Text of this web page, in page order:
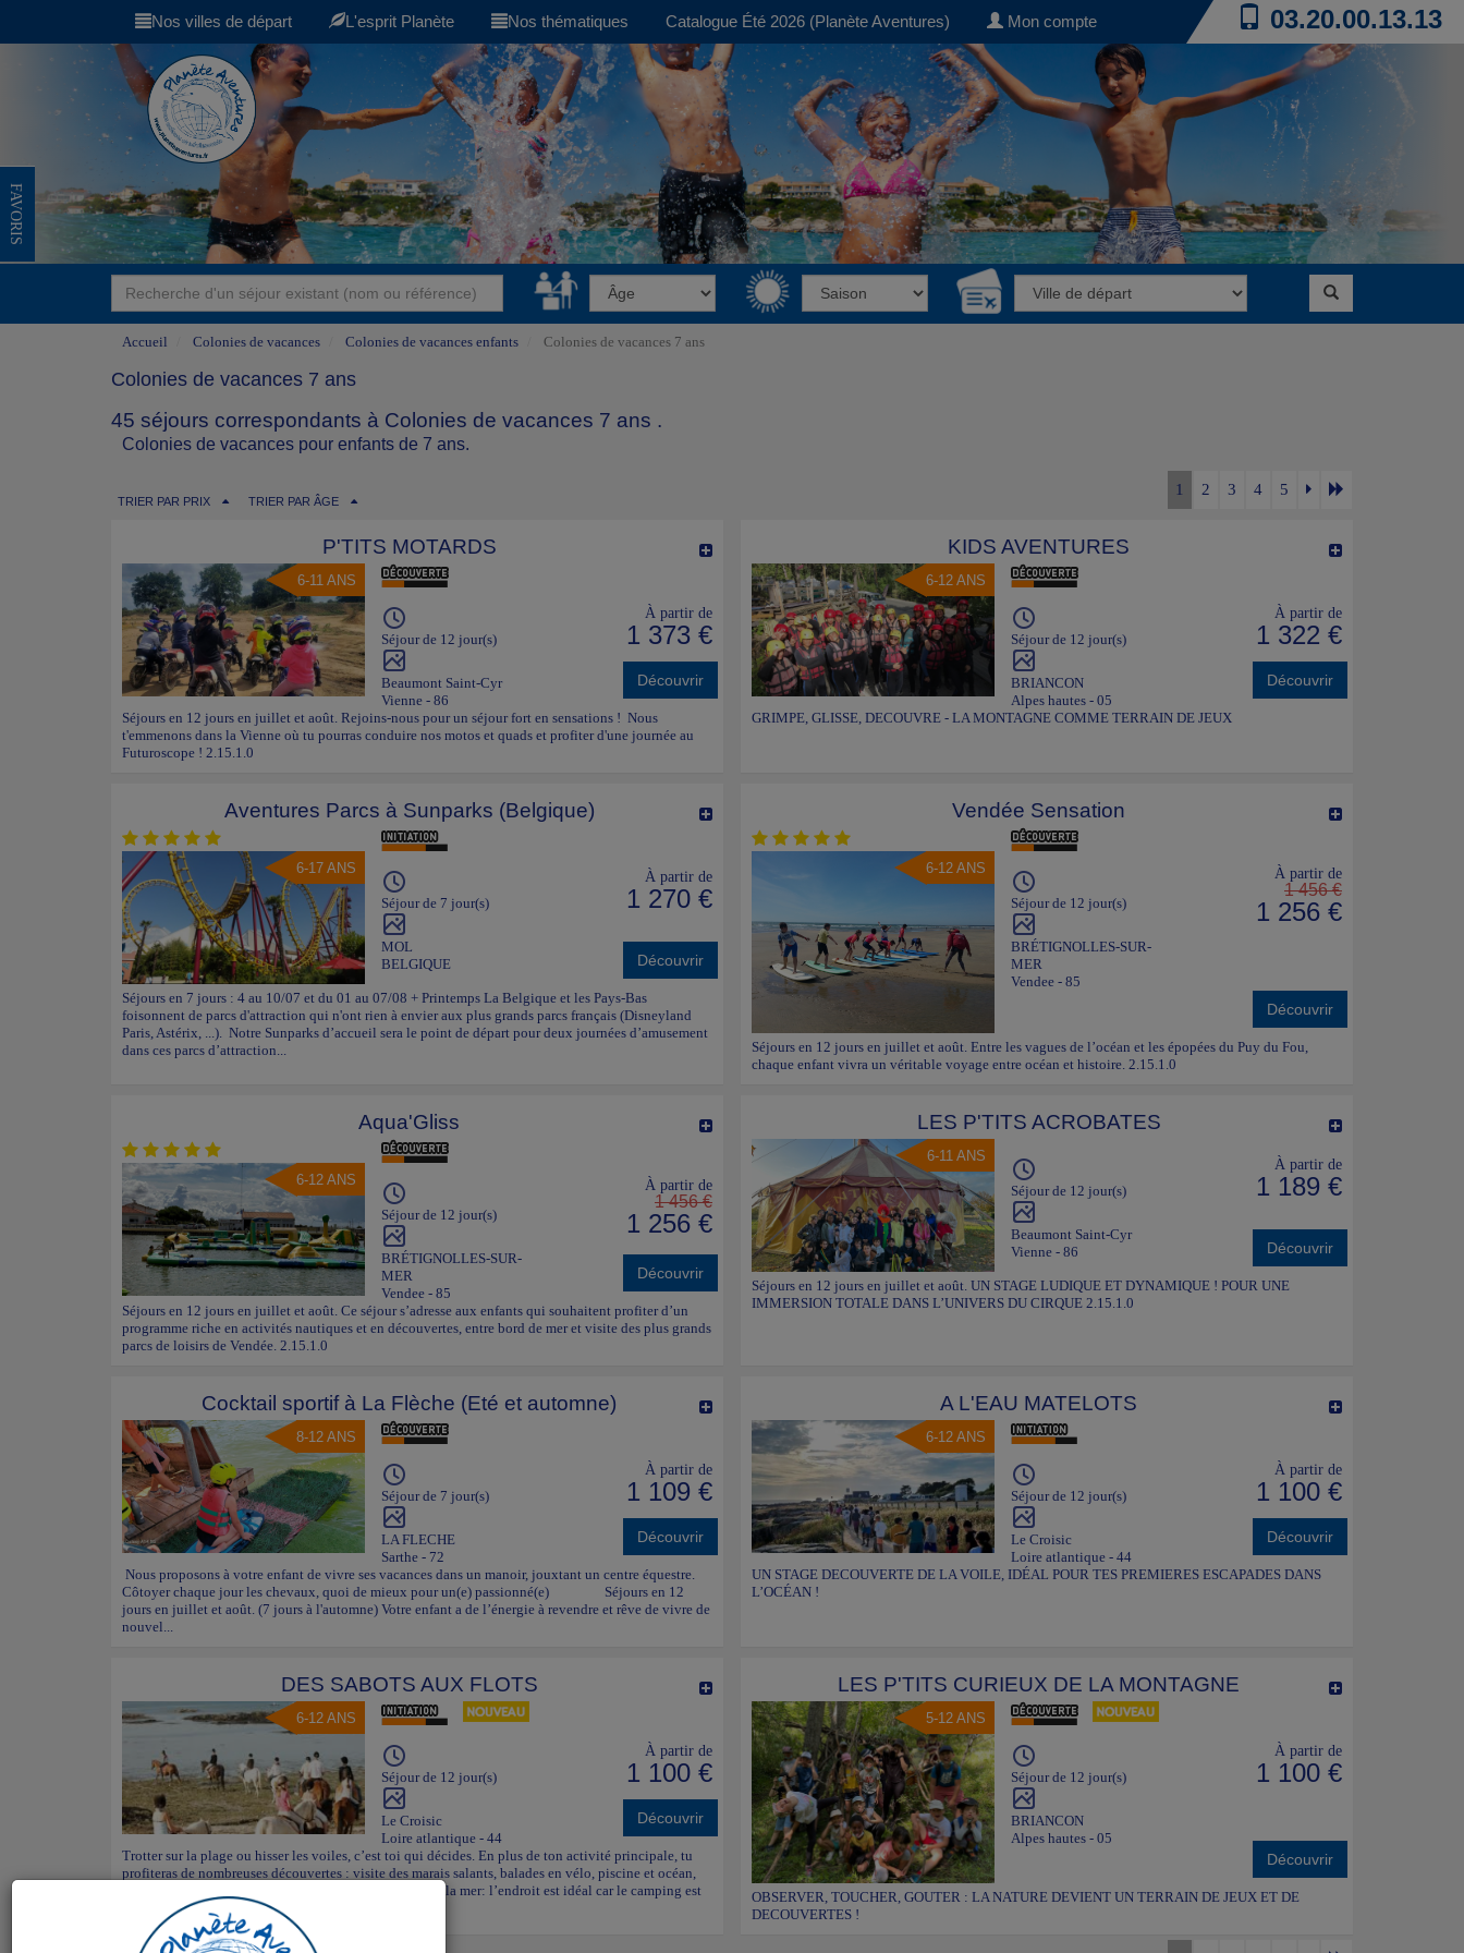
Nos villes de départ L'esprit Planète Nos thématiques Catalogue Été 2026 (Planète Aventures) Mon compte 03.20.00.13.13
FAVORIS
Accueil Colonies de vacances Colonies de vacances enfants Colonies de vacances 7 ans
Colonies de vacances 7 ans
45 séjours correspondants à Colonies de vacances 7 ans .
Colonies de vacances pour enfants de 7 ans.
TRIER PAR PRIX TRIER PAR ÂGE
1 2 3 4 5
P'TITS MOTARDS
6-11 ANS
Séjour de 12 jour(s)
Beaumont Saint-Cyr
Vienne - 86
À partir de
1 373 €
Découvrir
Séjours en 12 jours en juillet et août. Rejoins-nous pour un séjour fort en sensations ! Nous
t'emmenons dans la Vienne où tu pourras conduire nos motos et quads et profiter d'une journée au
Futuroscope ! 2.15.1.0
KIDS AVENTURES
6-12 ANS
Séjour de 12 jour(s)
BRIANCON
Alpes hautes - 05
À partir de
1 322 €
Découvrir
GRIMPE, GLISSE, DECOUVRE - LA MONTAGNE COMME TERRAIN DE JEUX
Aventures Parcs à Sunparks (Belgique)
6-17 ANS
Séjour de 7 jour(s)
MOL
BELGIQUE
À partir de
1 270 €
Découvrir
Séjours en 7 jours : 4 au 10/07 et du 01 au 07/08 + Printemps La Belgique et les Pays-Bas
foisonnent de parcs d'attraction qui n'ont rien à envier aux plus grands parcs français (Disneyland
Paris, Astérix, ...). Notre Sunparks d’accueil sera le point de départ pour deux journées d’amusement
dans ces parcs d’attraction...
Vendée Sensation
6-12 ANS
Séjour de 12 jour(s)
BRÉTIGNOLLES-SUR-
MER
Vendee - 85
À partir de
1 456 €
1 256 €
Découvrir
Séjours en 12 jours en juillet et août. Entre les vagues de l’océan et les épopées du Puy du Fou,
chaque enfant vivra un véritable voyage entre océan et histoire. 2.15.1.0
Aqua'Gliss
6-12 ANS
Séjour de 12 jour(s)
BRÉTIGNOLLES-SUR-
MER
Vendee - 85
À partir de
1 456 €
1 256 €
Découvrir
Séjours en 12 jours en juillet et août. Ce séjour s’adresse aux enfants qui souhaitent profiter d’un
programme riche en activités nautiques et en découvertes, entre bord de mer et visite des plus grands
parcs de loisirs de Vendée. 2.15.1.0
LES P'TITS ACROBATES
6-11 ANS
Séjour de 12 jour(s)
Beaumont Saint-Cyr
Vienne - 86
À partir de
1 189 €
Découvrir
Séjours en 12 jours en juillet et août. UN STAGE LUDIQUE ET DYNAMIQUE ! POUR UNE
IMMERSION TOTALE DANS L’UNIVERS DU CIRQUE 2.15.1.0
Cocktail sportif à La Flèche (Eté et automne)
8-12 ANS
Séjour de 7 jour(s)
LA FLECHE
Sarthe - 72
À partir de
1 109 €
Découvrir
Nous proposons à votre enfant de vivre ses vacances dans un manoir, jouxtant un centre équestre.
Côtoyer chaque jour les chevaux, quoi de mieux pour un(e) passionné(e) Séjours en 12
jours en juillet et août. (7 jours à l'automne) Votre enfant a de l’énergie à revendre et rêve de vivre de
nouvel...
A L'EAU MATELOTS
6-12 ANS
Séjour de 12 jour(s)
Le Croisic
Loire atlantique - 44
À partir de
1 100 €
Découvrir
UN STAGE DECOUVERTE DE LA VOILE, IDÉAL POUR TES PREMIERES ESCAPADES DANS
L’OCÉAN !
DES SABOTS AUX FLOTS
6-12 ANS
Séjour de 12 jour(s)
Le Croisic
Loire atlantique - 44
À partir de
1 100 €
Découvrir
Trotter sur la plage ou hisser les voiles, c’est toi qui décides. En plus de ton activité principale, tu
profiteras de nombreuses découvertes : visite des marais salants, balades en vélo, piscine et océan,
jeux et veillées entre copains. Et pour les amoureux de la mer: l’endroit est idéal car le camping est
à quelques mè...
LES P'TITS CURIEUX DE LA MONTAGNE
5-12 ANS
Séjour de 12 jour(s)
BRIANCON
Alpes hautes - 05
À partir de
1 100 €
Découvrir
OBSERVER, TOUCHER, GOUTER : LA NATURE DEVIENT UN TERRAIN DE JEUX ET DE
DECOUVERTES !